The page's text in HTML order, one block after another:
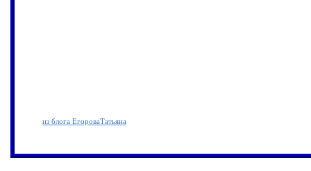
из блога ЕгороваТатьяна